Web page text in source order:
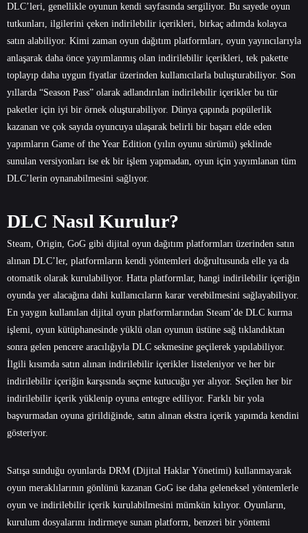
DLC’leri, genellikle oyunun kendi sayfasında sergiliyor. Bu sayede oyun
tutkunları, ilgilerini çeken indirilebilir içerikleri, birkaç adımda kolayca
satın alabiliyor. Kimi zaman oyun dağıtım platformları, oyun yayıncılarıyla
anlaşarak daha önce yayımlanmış olan indirilebilir içerikleri, tek pakette
toplayıp daha uygun fiyatlar üzerinden kullanıcılarla buluşturabiliyor. Son
yıllarda “Season Pass” olarak adlandırılan indirilebilir içerikler bu tür
paketler için iyi bir örnek oluşturabiliyor. Dünya çapında popülerlik
kazanan ve çok sayıda oyuncuya ulaşarak belirli bir başarı elde eden
yapımların Game of the Year Edition (yılın oyunu sürümü) şeklinde
sunulan versiyonları ise ek bir işlem yapmadan, oyun için yayımlanan tüm
DLC’lerin oynanabilmesini sağlıyor.
DLC Nasıl Kurulur?
Steam, Origin, GoG gibi dijital oyun dağıtım platformları üzerinden satın
alınan DLC’ler, platformların kendi yöntemleri doğrultusunda elle ya da
otomatik olarak kurulabiliyor. Hatta platformlar, hangi indirilebilir içeriğin
oyunda yer alacağına dahi kullanıcıların karar verebilmesini sağlayabiliyor.
En yaygın kullanılan dijital oyun platformlarından Steam’de DLC kurma
işlemi, oyun kütüphanesinde yüklü olan oyunun üstüne sağ tıklandıktan
sonra gelen pencere aracılığıyla DLC sekmesine geçilerek yapılabiliyor.
İlgili kısımda satın alınan indirilebilir içerikler listeleniyor ve her bir
indirilebilir içeriğin karşısında seçme kutucuğu yer alıyor. Seçilen her bir
indirilebilir içerik yüklenip oyuna entegre ediliyor. Farklı bir yola
başvurmadan oyuna girildiğinde, satın alınan ekstra içerik yapımda kendini
gösteriyor.
Satışa sunduğu oyunlarda DRM (Dijital Haklar Yönetimi) kullanmayarak
oyun meraklılarının gönlünü kazanan GoG ise daha geleneksel yöntemlerle
oyun ve indirilebilir içerik kurulabilmesini mümkün kılıyor. Oyunların,
kurulum dosyalarını indirmeye sunan platform, benzeri bir yöntemi